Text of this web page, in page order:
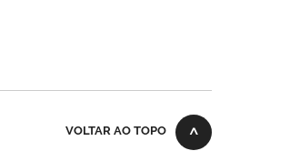
VOLTAR AO TOPO